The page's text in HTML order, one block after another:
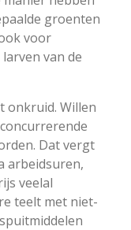
groenten
voor
van de
onkruid. Willen
Dat vergt
arbeidsuren,
veelal
teelt met niet-